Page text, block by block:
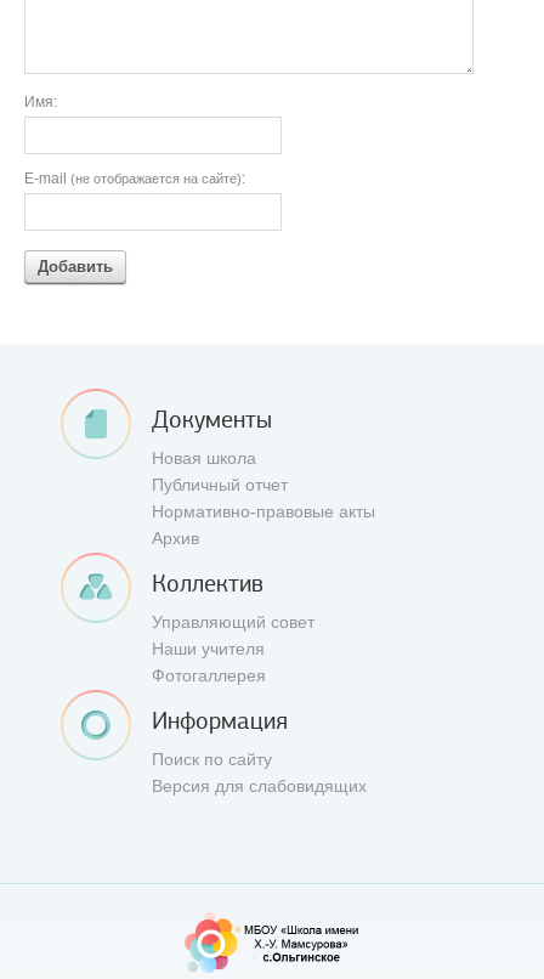
Имя:
E-mail (не отображается на сайте):
Добавить
Документы
Новая школа
Публичный отчет
Нормативно-правовые акты
Архив
Коллектив
Управляющий совет
Наши учителя
Фотогаллерея
Информация
Поиск по сайту
Версия для слабовидящих